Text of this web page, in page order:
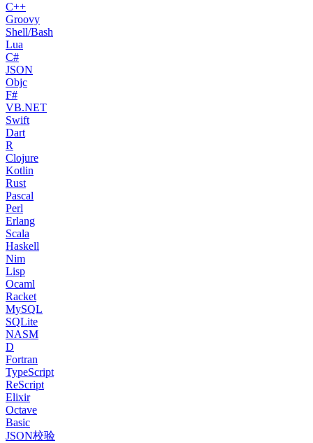
C++
Groovy
Shell/Bash
Lua
C#
JSON
Objc
F#
VB.NET
Swift
Dart
R
Clojure
Kotlin
Rust
Pascal
Perl
Erlang
Scala
Haskell
Nim
Lisp
Ocaml
Racket
MySQL
SQLite
NASM
D
Fortran
TypeScript
ReScript
Elixir
Octave
Basic
JSON校验